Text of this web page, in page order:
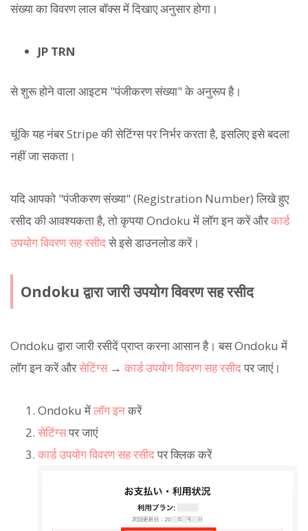
संख्या का विवरण लाल बॉक्स में दिखाए अनुसार होगा।
JP TRN
से शुरू होने वाला आइटम "पंजीकरण संख्या" के अनुरूप है।
चूंकि यह नंबर Stripe की सेटिंग्स पर निर्भर करता है, इसलिए इसे बदला
नहीं जा सकता।
यदि आपको "पंजीकरण संख्या" (Registration Number) लिखे हुए
रसीद की आवश्यकता है, तो कृपया Ondoku में लॉग इन करें औरकार्ड
उपयोग विवरण सह रसीदसे इसे डाउनलोड करें।
Ondoku द्वारा जारी उपयोग विवरण सह रसीद
Ondoku द्वारा जारी रसीदें प्राप्त करना आसान है। बस Ondoku में
लॉग इन करें औरसेटिंग्स→ कार्ड उपयोग विवरण सह रसीदपर जाएं।
Ondoku मेंलॉग इनकरें
सेटिंग्सपर जाएं
कार्ड उपयोग विवरण सह रसीदपर क्लिक करें